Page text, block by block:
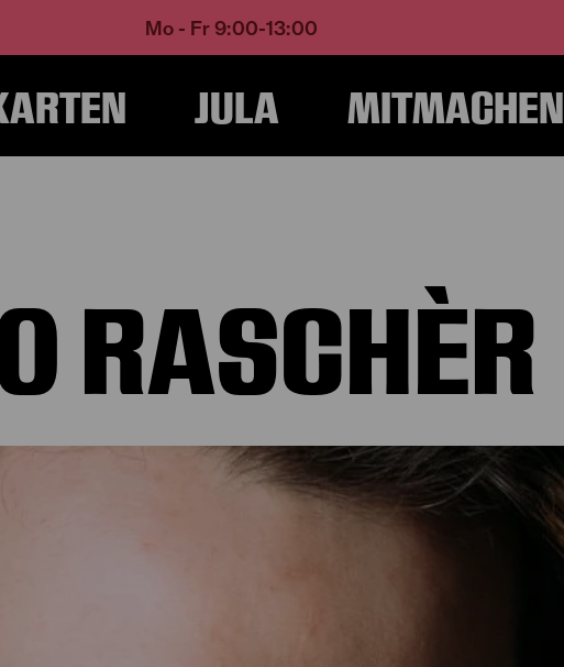
Mo - Fr 9:00-13:00
JULA MITMACHEN
RASCHÈR